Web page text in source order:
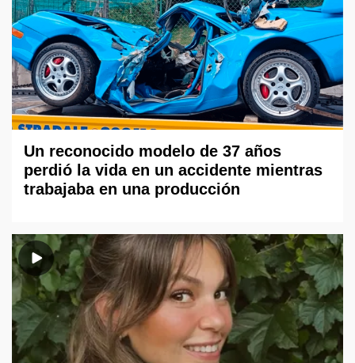
Un reconocido modelo de 37 años
perdió la vida en un accidente mientras
trabajaba en una producción